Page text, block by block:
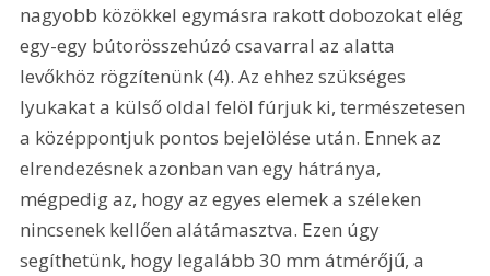
nagyobb közökkel egymásra rakott dobozokat elég
egy-egy bútorösszehúzó csavarral az alatta
levőkhöz rögzítenünk (4). Az ehhez szükséges
lyukakat a külső oldal felöl fúrjuk ki, természetesen
a középpontjuk pontos bejelölése után. Ennek az
elrendezésnek azonban van egy hátránya,
mégpedig az, hogy az egyes elemek a széleken
nincsenek kellően alátámasztva. Ezen úgy
segíthetünk, hogy legalább 30 mm átmérőjű, a